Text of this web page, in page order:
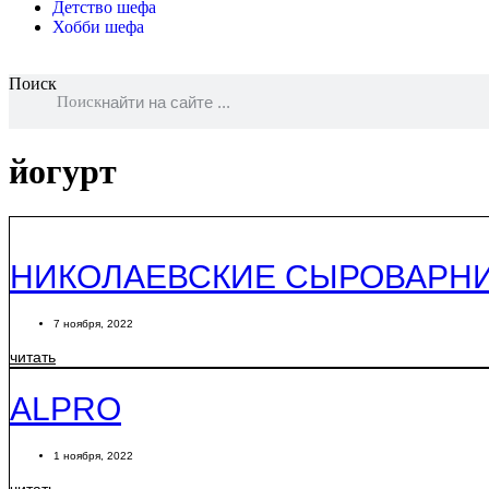
Детство шефа
Хобби шефа
Поиск
Поиск
йогурт
НИКОЛАЕВСКИЕ
7 ноября, 2022
читать
ALPRO
1 ноября, 2022